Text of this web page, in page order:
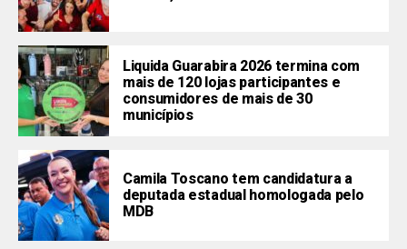
Liquida Guarabira 2026 termina com
mais de 120 lojas participantes e
consumidores de mais de 30
municípios
Camila Toscano tem candidatura a
deputada estadual homologada pelo
MDB